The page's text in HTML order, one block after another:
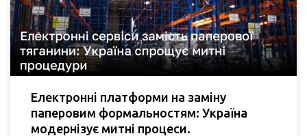
Електронні платформи на заміну
паперовим формальностям: Україна
модернізує митні процеси.